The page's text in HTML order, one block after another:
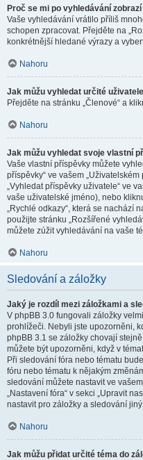
Proč se mi po vyhledávání
Vaše vyhledávání vrátilo příliš
schopen zpracovat. Přejděte na
konkrétnější hledané výrazy a
Nahoru
Jak můžu vyhledat určité
Přejděte na stránku „Členové“ a
Nahoru
Jak můžu vyhledat svoje vlastní
Vaše vlastní příspěvky můžete
příspěvky“ ve vašem
„Vyhledat příspěvky uživatele“ ve
vaše uživatelské jméno), nebo
„Rychlé odkazy“, která se nachází
použijte stránku „Rozšířené
můžete zúžit vyhledávání na vaše
Nahoru
Sledování a záložky
Jaký je rozdíl mezi záložkami a
V phpBB 3.0 fungovali záložky
prohlížeči. Nebyli jste upozorněni,
phpBB 3.1 se záložky chovají
můžete být upozorněni, když v
Při sledování fóra nebo tématu
fóru nebo tématu k nějakým
sledování můžete nastavit ve
„Nastavení fóra“ v sekci „Upravit
nastavit pro záložky a sledování
Nahoru
Jak můžu přidat určité téma do